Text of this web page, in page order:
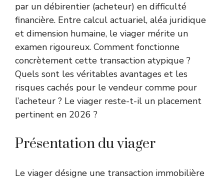
par un débirentier (acheteur) en difficulté
financière. Entre calcul actuariel, aléa juridique
et dimension humaine, le viager mérite un
examen rigoureux. Comment fonctionne
concrètement cette transaction atypique ?
Quels sont les véritables avantages et les
risques cachés pour le vendeur comme pour
l’acheteur ? Le viager reste-t-il un placement
pertinent en 2026 ?
Présentation du viager
Le viager désigne une transaction immobilière